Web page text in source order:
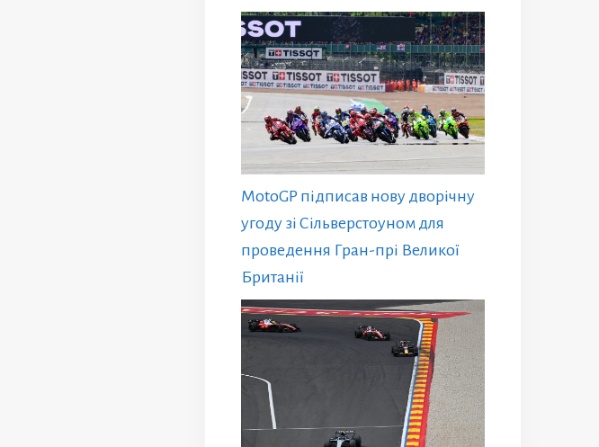
MotoGP підписав нову дворічну
угоду зі Сільверстоуном для
проведення Гран-прі Великої
Британії